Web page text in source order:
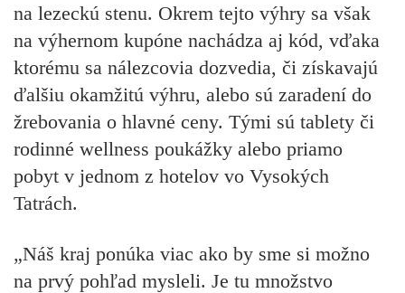
na lezeckú stenu. Okrem tejto výhry sa však
na výhernom kupóne nachádza aj kód, vďaka
ktorému sa nálezcovia dozvedia, či získavajú
ďalšiu okamžitú výhru, alebo sú zaradení do
žrebovania o hlavné ceny. Tými sú tablety či
rodinné wellness poukážky alebo priamo
pobyt v jednom z hotelov vo Vysokých
Tatrách.
„Náš kraj ponúka viac ako by sme si možno
na prvý pohľad mysleli. Je tu množstvo